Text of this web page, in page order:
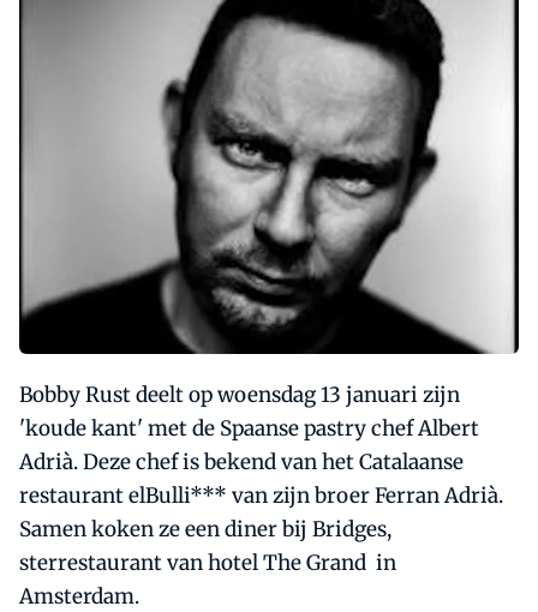
Bobby Rust deelt op woensdag 13 januari zijn
'koude kant' met de Spaanse pastry chef Albert
Adrià. Deze chef is bekend van het Catalaanse
restaurant elBulli*** van zijn broer Ferran Adrià.
Samen koken ze een diner bij Bridges,
sterrestaurant van hotel The Grand in
Amsterdam.